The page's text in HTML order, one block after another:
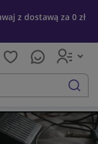
z dostawą za 0 zł
szukaj